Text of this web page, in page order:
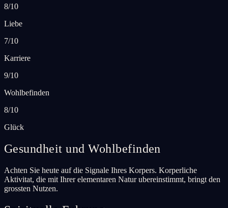
8/10
Liebe
7/10
Karriere
9/10
Wohlbefinden
8/10
Glück
Gesundheit und Wohlbefinden
Achten Sie heute auf die Signale Ihres Korpers. Korperliche
Aktivitat, die mit Ihrer elementaren Natur ubereinstimmt, bringt den
grossten Nutzen.